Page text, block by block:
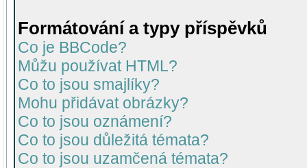
Formátování a typy příspěvků
Co je BBCode?
Můžu používat HTML?
Co to jsou smajlíky?
Mohu přidávat obrázky?
Co to jsou oznámení?
Co to jsou důležitá témata?
Co to jsou uzamčená témata?